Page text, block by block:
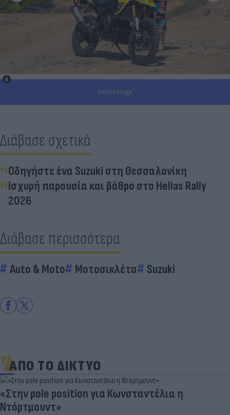
Gallery image
Διάβασε σχετικά
Οδηγήστε ένα Suzuki στη Θεσσαλονίκη
Ισχυρή παρουσία και βάθρο στο Hellas Rally
2026
Διάβασε περισσότερα
Auto & Moto Μοτοσικλέτα Suzuki
ΑΠΟ ΤΟ ΔΙΚΤΥΟ
«Στην pole position για Κωνσταντέλια η
Ντόρτμουντ»